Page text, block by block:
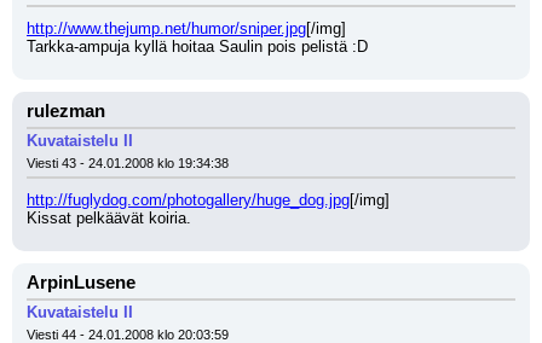
http://www.thejump.net/humor/sniper.jpg[/img]
Tarkka-ampuja kyllä hoitaa Saulin pois pelistä :D
rulezman
Kuvataistelu II
Viesti 43 - 24.01.2008 klo 19:34:38
http://fuglydog.com/photogallery/huge_dog.jpg[/img]
Kissat pelkäävät koiria.
ArpinLusene
Kuvataistelu II
Viesti 44 - 24.01.2008 klo 20:03:59